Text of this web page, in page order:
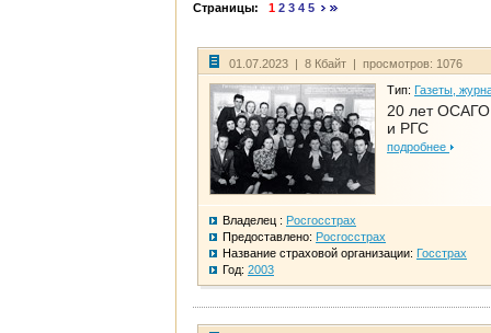
Страницы: 1 2 3 4 5
01.07.2023 | 8 Кбайт | просмотров: 1076
Тип: Газеты,
20 лет
и РГС
подробнее
Владелец : Росгосстрах
Предоставлено: Росгосстрах
Название страховой организации: Госстрах
Год: 2003